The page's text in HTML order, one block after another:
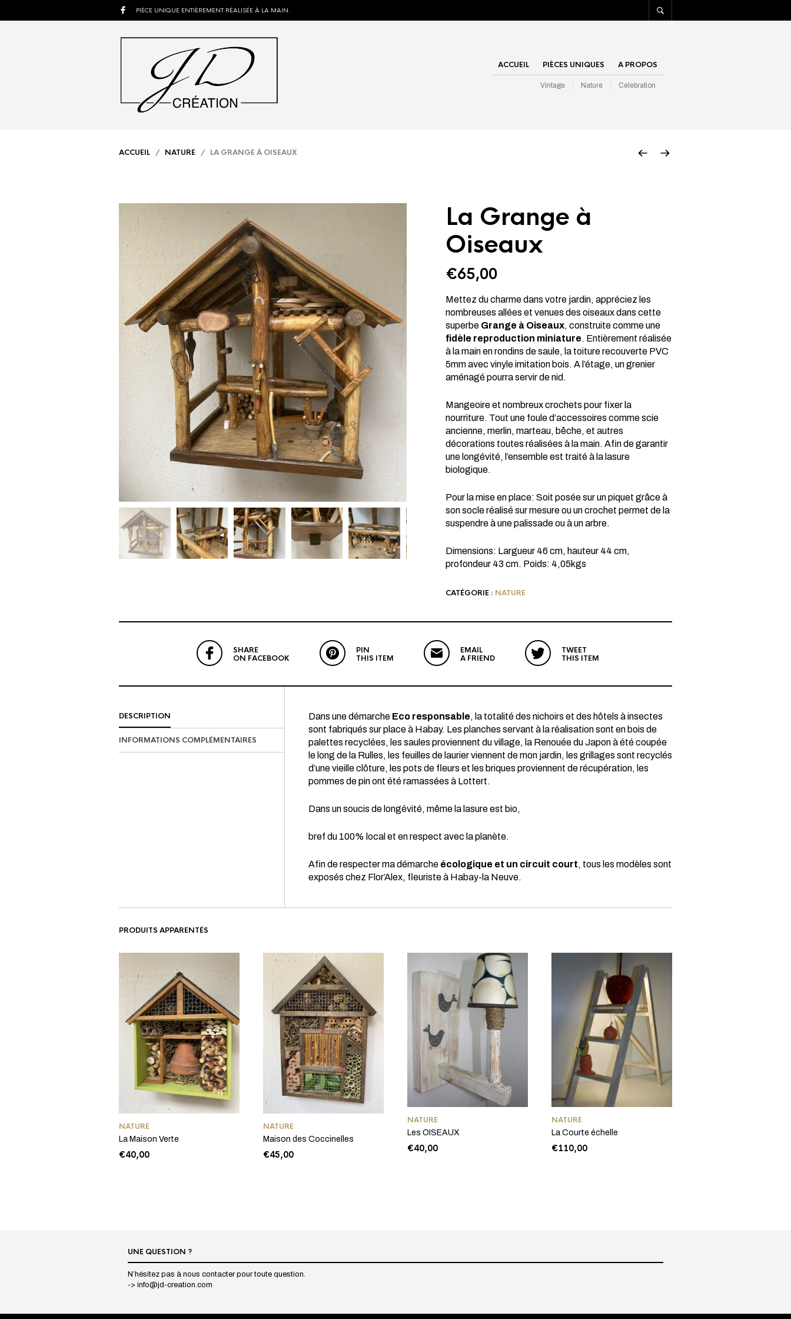
PIÈCE UNIQUE ENTIÈREMENT RÉALISÉE À LA MAIN.
ACCUEIL PIÈCES UNIQUES A PROPOS
Vintage Nature Celebration
ACCUEIL / NATURE / LA GRANGE À OISEAUX
La Grange à
Oiseaux
€65,00
Mettez du charme dans votre jardin, appréciez les
nombreuses allées et venues des oiseaux dans cette
superbe Grange à Oiseaux, construite comme une
fidèle reproduction miniature. Entièrement réalisée
à la main en rondins de saule, la toiture recouverte PVC
5mm avec vinyle imitation bois. A l’étage, un grenier
aménagé pourra servir de nid.
Mangeoire et nombreux crochets pour fixer la
nourriture. Tout une foule d’accessoires comme scie
ancienne, merlin, marteau, bêche, et autres
décorations toutes réalisées à la main. Afin de garantir
une longévité, l’ensemble est traité à la lasure
biologique.
Pour la mise en place: Soit posée sur un piquet grâce à
son socle réalisé sur mesure ou un crochet permet de la
suspendre à une palissade ou à un arbre.
Dimensions: Largueur 46 cm, hauteur 44 cm,
profondeur 43 cm. Poids: 4,05kgs
CATÉGORIE : NATURE
SHARE
ON FACEBOOK
PIN
THIS ITEM
EMAIL
A FRIEND
TWEET
THIS ITEM
DESCRIPTION
INFORMATIONS COMPLÉMENTAIRES
Dans une démarche Eco responsable, la totalité des nichoirs et des hôtels à insectes
sont fabriqués sur place à Habay. Les planches servant à la réalisation sont en bois de
palettes recyclées, les saules proviennent du village, la Renouée du Japon à été coupée
le long de la Rulles, les feuilles de laurier viennent de mon jardin, les grillages sont recyclés
d’une vieille clôture, les pots de fleurs et les briques proviennent de récupération, les
pommes de pin ont été ramassées à Lottert.
Dans un soucis de longévité, même la lasure est bio,
bref du 100% local et en respect avec la planète.
Afin de respecter ma démarche écologique et un circuit court, tous les modèles sont
exposés chez Flor’Alex, fleuriste à Habay-la Neuve.
PRODUITS APPARENTÉS
NATURE
La Maison Verte
€40,00
NATURE
Maison des Coccinelles
€45,00
NATURE
Les OISEAUX
€40,00
NATURE
La Courte échelle
€110,00
UNE QUESTION ?
N’hésitez pas à nous contacter pour toute question.
-> info@jd-creation.com